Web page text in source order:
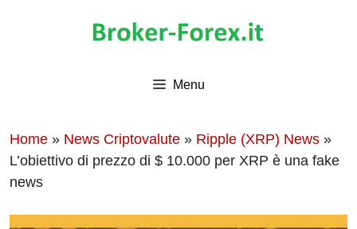
Menu
Home » News Criptovalute » Ripple (XRP) News »
L’obiettivo di prezzo di $ 10.000 per XRP è una fake
news